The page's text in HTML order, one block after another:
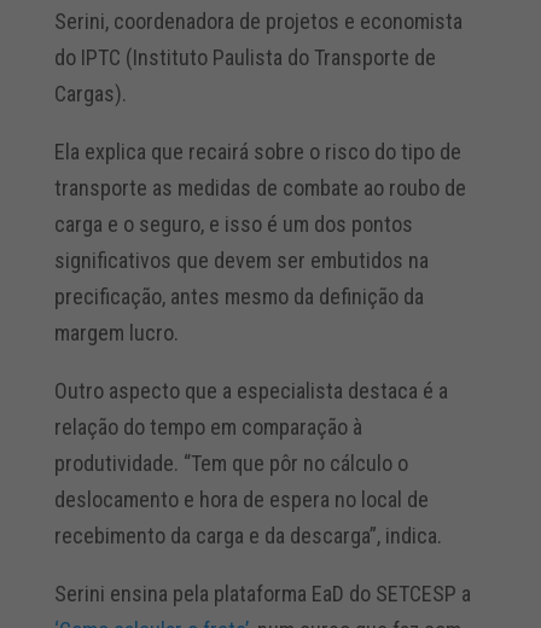
Serini, coordenadora de projetos e economista
do IPTC (Instituto Paulista do Transporte de
Cargas).
Ela explica que recairá sobre o risco do tipo de
transporte as medidas de combate ao roubo de
carga e o seguro, e isso é um dos pontos
significativos que devem ser embutidos na
precificação, antes mesmo da definição da
margem lucro.
Outro aspecto que a especialista destaca é a
relação do tempo em comparação à
produtividade. “Tem que pôr no cálculo o
deslocamento e hora de espera no local de
recebimento da carga e da descarga”, indica.
Serini ensina pela plataforma EaD do SETCESP a